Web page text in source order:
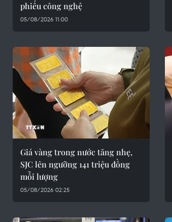
phiếu công nghệ
05/08/2026 11:00
Giá vàng trong nước tăng nhẹ,
SJC lên ngưỡng 141 triệu đồng
mỗi lượng
05/08/2026 02:25